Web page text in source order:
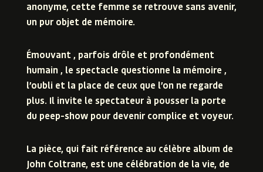
anonyme, cette femme se retrouve sans avenir,
un pur objet de mémoire.
Émouvant , parfois drôle et profondément
humain , le spectacle questionne la mémoire ,
l’oubli et la place de ceux que l’on ne regarde
plus. Il invite le spectateur à pousser la porte
du peep-show pour devenir complice et voyeur.
La pièce, qui fait référence au célèbre album de
John Coltrane, est une célébration de la vie, de